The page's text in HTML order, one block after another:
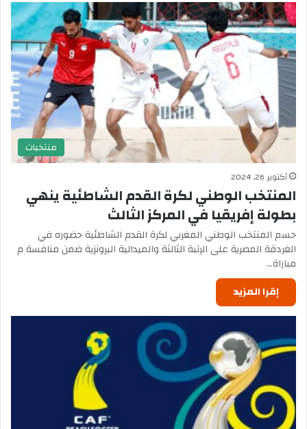
منتخبات
أكتوبر 26, 2024
المنتخب الوطني لكرة القدم الشاطئية ينهي
بطولة إفريقيا في المركز الثالث
حسم المنتخب الوطني المغربي لكرة القدم الشاطئية حضوره في
الغردقة المصرية على الرتبة الثالثة والميدالية البرونزية ضمن منافسة م
مباراة…
إقرا المزيد